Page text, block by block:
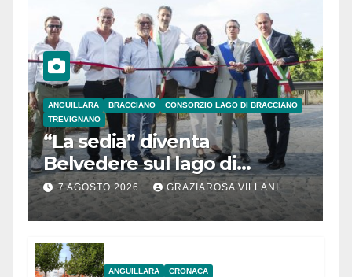
ANGUILLARA BRACCIANO
CONSORZIO LAGO DI BRACCIANO
TREVIGNANO
“La sedia” diventa
Belvedere sul lago di
Bracciano: ieri
l’inaugurazione
7 AGOSTO 2026 GRAZIAROSA VILLANI
ANGUILLARA CRONACA